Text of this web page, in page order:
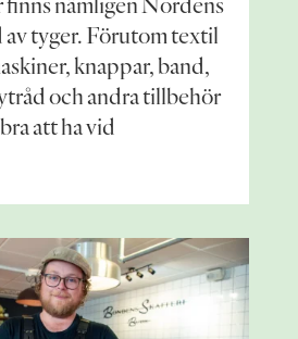
tyger. Förutom textil
knappar, band,
och andra tillbehör
att ha vid